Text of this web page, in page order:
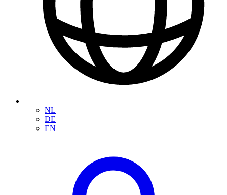
NL
DE
EN